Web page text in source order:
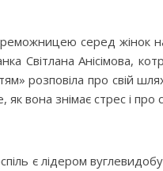
серед жінок
Світлана Анісімова,
розповіла про свій
вона знімає стрес і про
є лідером